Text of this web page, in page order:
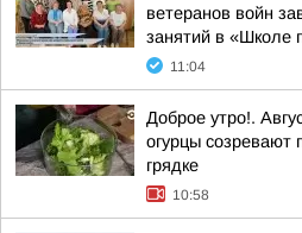
ветеранов войн
занятий в «Школе
11:04
Доброе утро!.
огурцы созревают
грядке
10:58